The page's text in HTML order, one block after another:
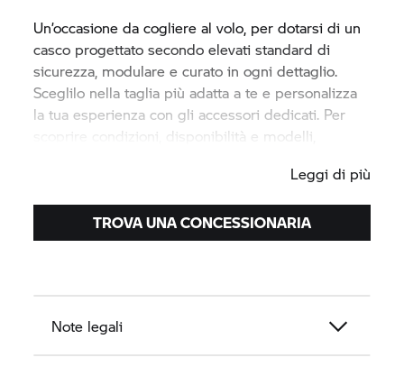
Un’occasione da cogliere al volo, per dotarsi di un
casco progettato secondo elevati standard di
sicurezza, modulare e curato in ogni dettaglio.
Sceglilo nella taglia più adatta a te e personalizza
la tua esperienza con gli accessori dedicati. Per
scoprire condizioni, disponibilità e modelli,
: il tuo vantaggio ti aspetta in showroom
fino al 31 luglio 2026.
Leggi di più
TROVA UNA CONCESSIONARIA
Note legali